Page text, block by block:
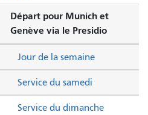
Départ pour Munich et
Genève via le Presidio
Service du samedi
Service du dimanche
Jour de la semaine